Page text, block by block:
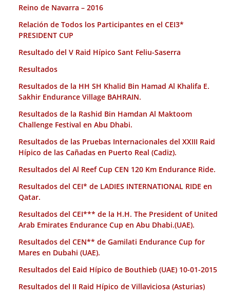
Reino de Navarra – 2016
Relación de Todos los Participantes en el CEI3*
PRESIDENT CUP
Resultado del V Raid Hípico Sant Feliu-Saserra
Resultados
Resultados de la HH SH Khalid Bin Hamad Al Khalifa E.
Sakhir Endurance Village BAHRAIN.
Resultados de la Rashid Bin Hamdan Al Maktoom
Challenge Festival en Abu Dhabi.
Resultados de las Pruebas Internacionales del XXIII Raid
Hípico de las Cañadas en Puerto Real (Cadiz).
Resultados del Al Reef Cup CEN 120 Km Endurance Ride.
Resultados del CEI* de LADIES INTERNATIONAL RIDE en
Qatar.
Resultados del CEI*** de la H.H. The President of United
Arab Emirates Endurance Cup en Abu Dhabi.(UAE).
Resultados del CEN** de Gamilati Endurance Cup for
Mares en Dubahi (UAE).
Resultados del Eaid Hípico de Bouthieb (UAE) 10-01-2015
Resultados del II Raid Hípico de Villaviciosa (Asturias)